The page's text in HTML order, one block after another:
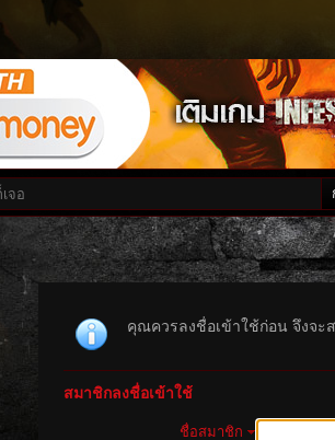
คุณควรลงชื่อเข้าใช้ก่อน จึงจะ
สมาชิกลงชื่อเข้าใช้
ชื่อสมาชิก